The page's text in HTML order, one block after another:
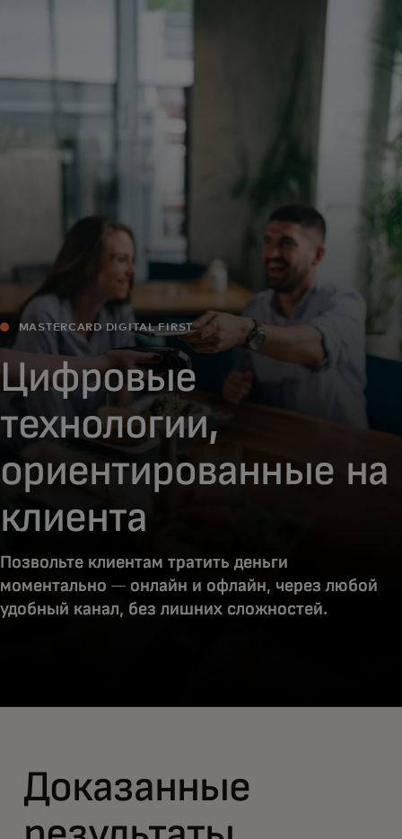
Для бизнеса
Для всего мира
Для новаторов
Новости и тренды
MASTERCARD DIGITAL FIRST
Цифровые
технологии,
ориентированные на
клиента
Позвольте клиентам тратить деньги
моментально — онлайн и офлайн, через любой
удобный канал, без лишних сложностей.
Доказанные